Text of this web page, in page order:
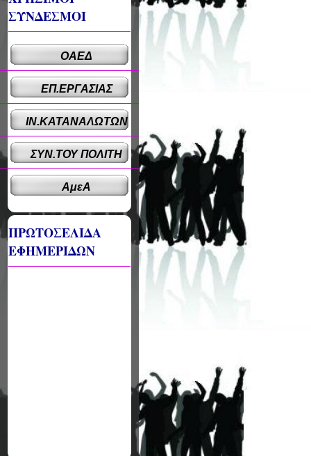
ΣΥΝΔΕΣΜΟΙ
ΟΑΕΔ
ΕΠ.ΕΡΓΑΣΙΑΣ
ΙΝ.ΚΑΤΑΝΑΛΩΤΩΝ
ΣΥΝ.ΤΟΥ ΠΟΛΙΤΗ
ΑμεΑ
ΠΡΩΤΟΣΕΛΙΔΑ
ΕΦΗΜΕΡΙΔΩΝ